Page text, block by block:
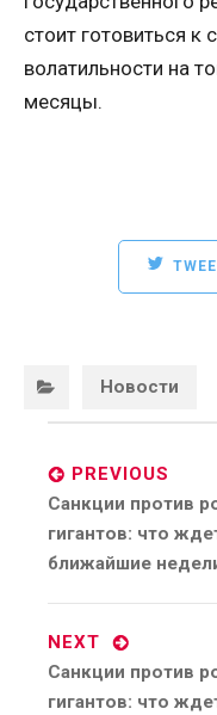
стоит готовиться
волатильности на
месяцы.
Новости
navigation
PREVIOUS
Previous
post:
Санкции против
гигантов: что
ближайшие
NEXT
Next
post:
Санкции против
гигантов: что